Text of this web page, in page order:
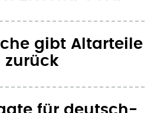
gibt Altarteile
zurück